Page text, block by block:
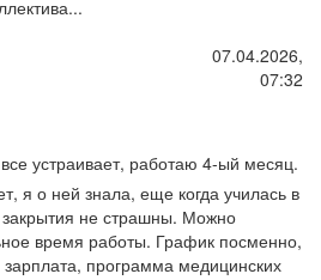
07.04.2026,
07:32
устраивает, работаю 4-ый месяц.
я о ней знала, еще когда училась в
закрытия не страшны. Можно
время работы. График посменно,
программа медицинских